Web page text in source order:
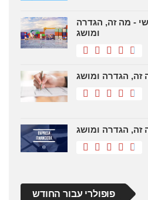
- מה זה, הגדרה
ומושג
זה, הגדרה ומושג
זה, הגדרה ומושג
פופולרי עבור החודש